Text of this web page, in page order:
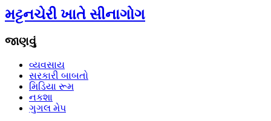
મટ્ટનચેરી ખાતે સીનાગોગ
જાણવું
વ્યવસાય
સરકારી બાબતો
મિડિયા રૂમ
નકશા
ગુગલ મેપ